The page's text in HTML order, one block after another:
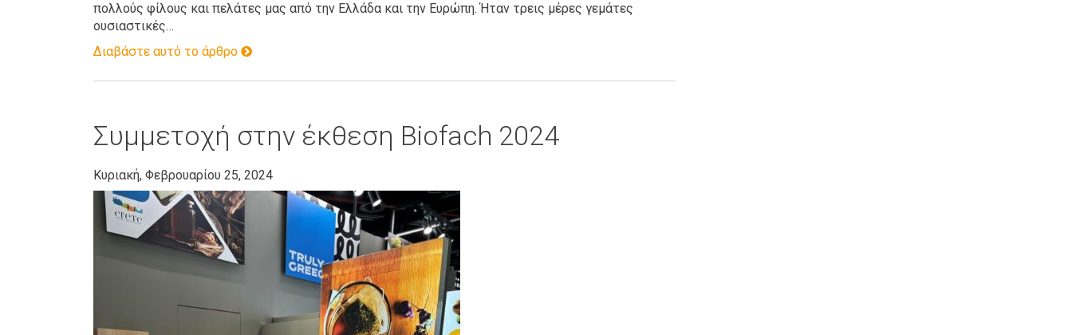
πολλούς φίλους και πελάτες μας από την Ελλάδα και την Ευρώπη. Ήταν τρεις μέρες γεμάτες
ουσιαστικές…
Διαβάστε αυτό το άρθρο
Συμμετοχή στην έκθεση Biofach 2024
Κυριακή, Φεβρουαρίου 25, 2024